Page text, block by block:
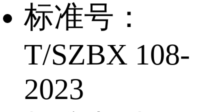
标准号：
T/SZBX 108-
2023